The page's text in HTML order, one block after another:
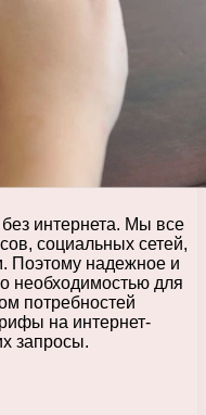
интернета. Мы все
социальных сетей,
Поэтому надежное и
необходимостью для
потребностей
на интернет-
запросы.